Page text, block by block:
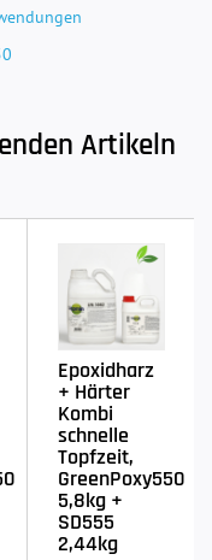
Artikeln
Epoxidharz
+ Härter
Kombi
schnelle
Topfzeit,
GreenPoxy550
5,8kg +
SD555
2,44kg